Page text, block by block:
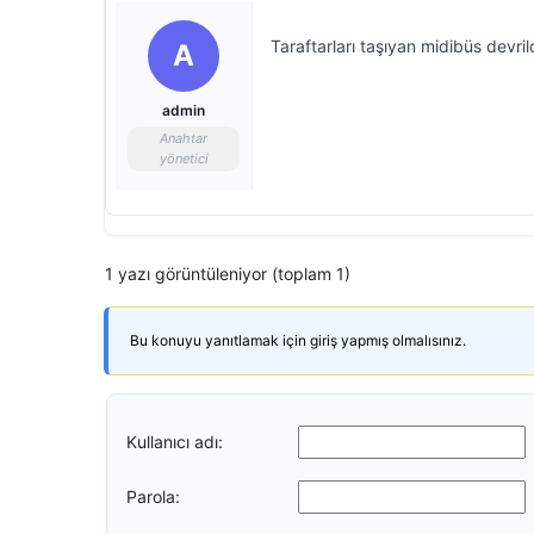
A
admin
Anahtar
yönetici
Taraftarları taşıyan midibüs
1 yazı görüntüleniyor (toplam 1)
Bu konuyu yanıtlamak için giriş yapmış olmalısınız.
Kullanıcı adı:
Parola: